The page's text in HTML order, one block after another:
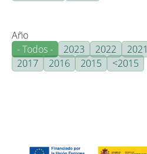
Año
- Todos -
2023 2022 2021
2017
2016 2015 <2015